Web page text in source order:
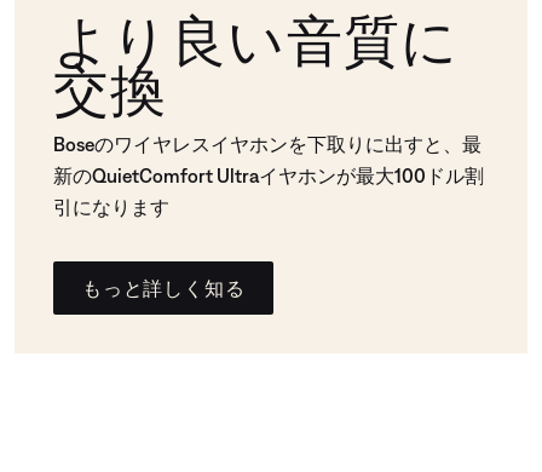
より良い音質に
交換
Boseのワイヤレスイヤホンを下取りに出すと、最
新のQuietComfort Ultraイヤホンが最大100ドル割
引になります
もっと詳しく知る